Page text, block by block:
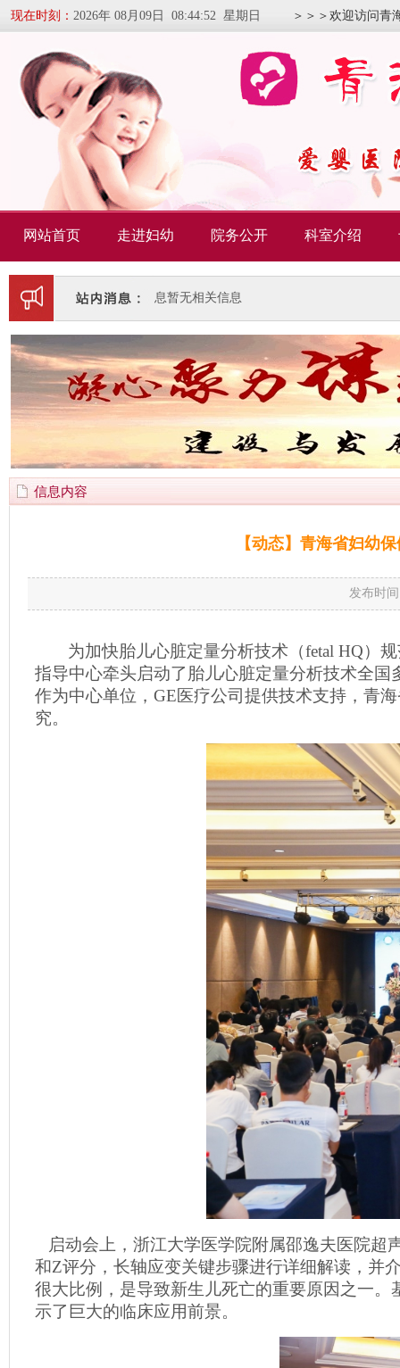
现在时刻： 2026年 08月09日 08:44:53 星期日 ＞＞＞欢迎访问青
网站首页 走进妇幼 院务公开 科室介绍
暂无相关信息暂无相关信息
信息内容
【动态】青海省妇幼
发布时
为加快胎儿心脏定量分析技术（fetal HQ）
指导中心牵头启动了胎儿心脏定量分析技术全国
作为中心单位， GE 医疗公司提供技术支持，青
究。
启动会上，浙江大学医学院附属邵逸夫医院超
和Z评分，长轴应变关键步骤进行详细解读，并
很大比例，是导致新生儿死亡的重要原因之一。
示了巨大的临床应用前景。